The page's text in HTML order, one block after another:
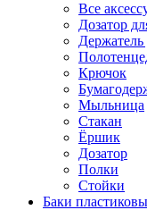
Все
Дозатор
Держатель
Крючок
Мыльница
Стакан
Ёршик
Дозатор
Полки
Стойки
Баки